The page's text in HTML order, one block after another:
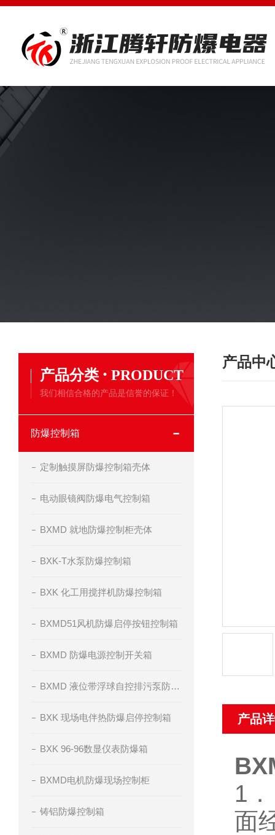
产品分类 · PRODUCT
我们相信合格的产品是信誉的保证！
防爆控制箱
定制触摸屏防爆控制箱壳体
电动眼镜阀防爆电气控制箱
BXMD 就地防爆控制柜壳体
BXK-T水泵防爆控制箱
BXK 化工用搅拌机防爆控制箱
BXMD51风机防爆启停按钮控制箱
BXMD 防爆电源控制开关箱
BXMD 液位带浮球自控排污泵防爆控制箱
BXK 现场电伴热防爆启停控制箱
BXK 96-96数显仪表防爆箱
BXMD电机防爆现场控制柜
铸铝防爆控制箱
产品中
产品
1
面